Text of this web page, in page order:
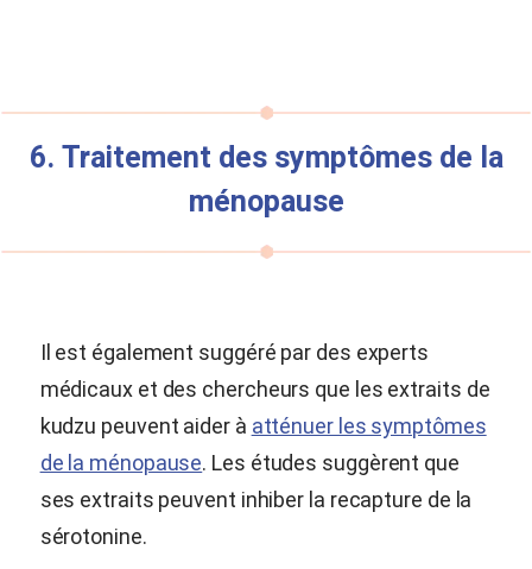
6. Traitement des symptômes de la
ménopause
Il est également suggéré par des experts
médicaux et des chercheurs que les extraits de
kudzu peuvent aider à atténuer les symptômes
de la ménopause. Les études suggèrent que
ses extraits peuvent inhiber la recapture de la
sérotonine.